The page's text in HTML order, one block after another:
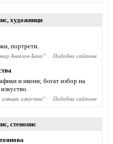
, художници
портрети.
Ангелов-Бако" Подобни сайтове
и икони; богат избор на
изящни изкуства" Подобни сайтове
, стенопис